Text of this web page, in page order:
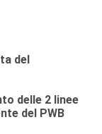
del
delle 2 linee
del PWB